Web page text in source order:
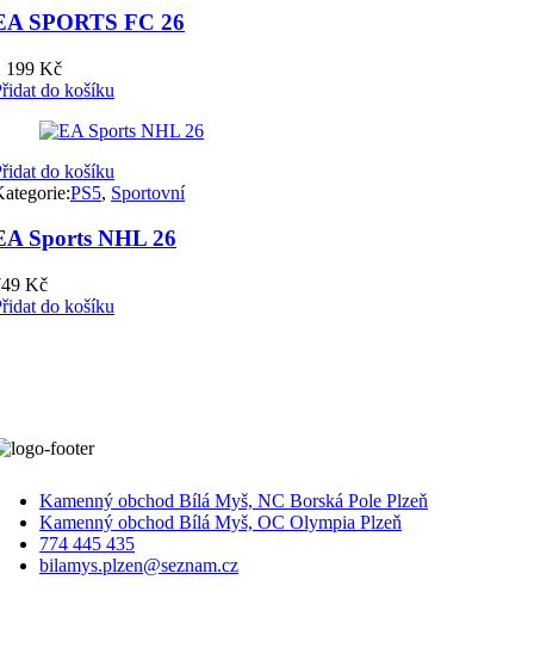
SPORTS FC 26
199 Kč
do košíku
do košíku
PS5, Sportovní
Sports NHL 26
Kč
do košíku
Kamenný obchod Bílá Myš, NC Borská Pole Plzeň
Kamenný obchod Bílá Myš, OC Olympia Plzeň
774 445 435
bilamys.plzen@seznam.cz